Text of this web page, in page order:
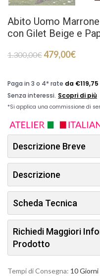
Abito Uomo
con Gilet Beige e
1.300,00€479,00€
Descrizione Breve
Descrizione
Scheda Tecnica
Richiedi Maggiori
Prodotto
Tempi di Consegna: 10